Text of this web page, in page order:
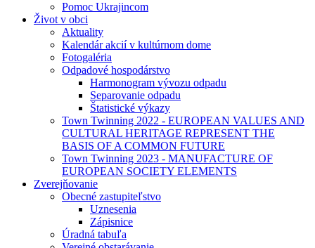
Pomoc Ukrajincom
Život v obci
Aktuality
Kalendár akcií v kultúrnom dome
Fotogaléria
Odpadové hospodárstvo
Harmonogram vývozu odpadu
Separovanie odpadu
Štatistické výkazy
Town Twinning 2022 - EUROPEAN VALUES AND
CULTURAL HERITAGE REPRESENT THE
BASIS OF A COMMON FUTURE
Town Twinning 2023 - MANUFACTURE OF
EUROPEAN SOCIETY ELEMENTS
Zverejňovanie
Obecné zastupiteľstvo
Uznesenia
Zápisnice
Úradná tabuľa